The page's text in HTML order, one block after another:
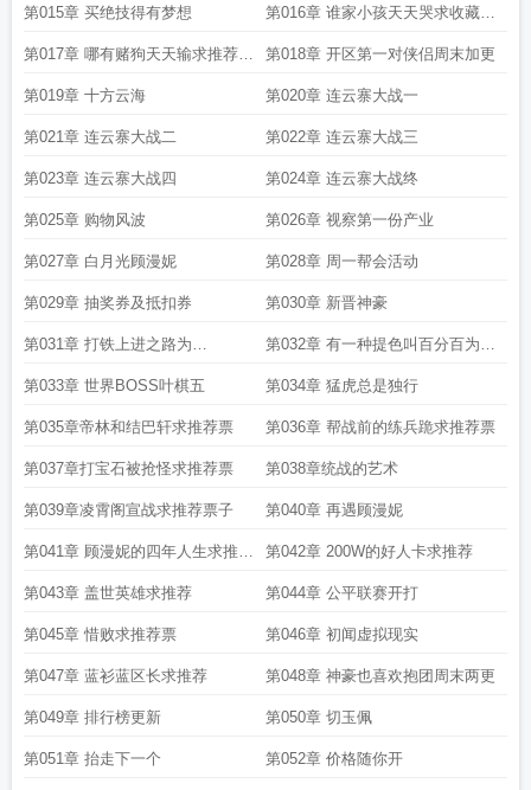
第015章 买绝技得有梦想 第016章 谁家小孩天天哭求收藏求
推荐
第017章 哪有赌狗天天输求推荐求
打赏
第018章 开区第一对侠侣周末加更
第019章 十方云海 第020章 连云寨大战一
第021章 连云寨大战二 第022章 连云寨大战三
第023章 连云寨大战四 第024章 连云寨大战终
第025章 购物风波 第026章 视察第一份产业
第027章 白月光顾漫妮 第028章 周一帮会活动
第029章 抽奖券及抵扣券 第030章 新晋神豪
第031章 打铁上进之路为
VSSSVFC加更
第032章 有一种提色叫百分百为大
猪蹄子加更
第033章 世界BOSS叶棋五 第034章 猛虎总是独行
第035章帝林和结巴轩求推荐票 第036章 帮战前的练兵跪求推荐票
第037章打宝石被抢怪求推荐票 第038章统战的艺术
第039章凌霄阁宣战求推荐票子 第040章 再遇顾漫妮
第041章 顾漫妮的四年人生求推荐
票
第042章 200W的好人卡求推荐
第043章 盖世英雄求推荐 第044章 公平联赛开打
第045章 惜败求推荐票 第046章 初闻虚拟现实
第047章 蓝衫蓝区长求推荐 第048章 神豪也喜欢抱团周末两更
第049章 排行榜更新 第050章 切玉佩
第051章 抬走下一个 第052章 价格随你开